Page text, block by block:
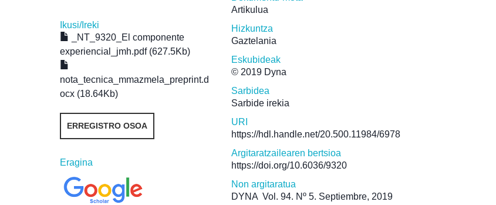
Ikusi/Ireki
_NT_9320_El componente
experiencial_jmh.pdf (627.5Kb)
nota_tecnica_mmazmela_preprint.d
ocx (18.64Kb)
ERREGISTRO OSOA
Eragina
Artikulua
Hizkuntza
Gaztelania
Eskubideak
© 2019 Dyna
Sarbidea
Sarbide irekia
URI
https://hdl.handle.net/20.500.11984/6978
Argitaratzailearen bertsioa
https://doi.org/10.6036/9320
Non argitaratua
DYNA Vol. 94. Nº 5. Septiembre, 2019